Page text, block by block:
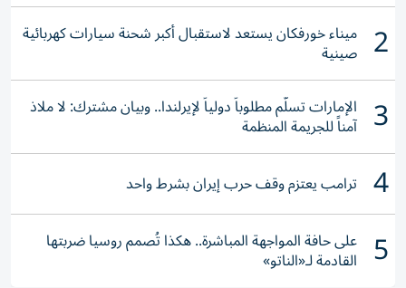
2 ميناء خورفكان يستعد لاستقبال أكبر شحنة سيارات كهربائية
صينية
3 الإمارات تسلّم مطلوباً دولياً لإيرلندا.. وبيان مشترك: لا ملاذ
آمناً للجريمة المنظمة
4 ترامب يعتزم وقف حرب إيران بشرط واحد
5 على حافة المواجهة المباشرة.. هكذا تُصمم روسيا ضربتها
القادمة لـ«الناتو»